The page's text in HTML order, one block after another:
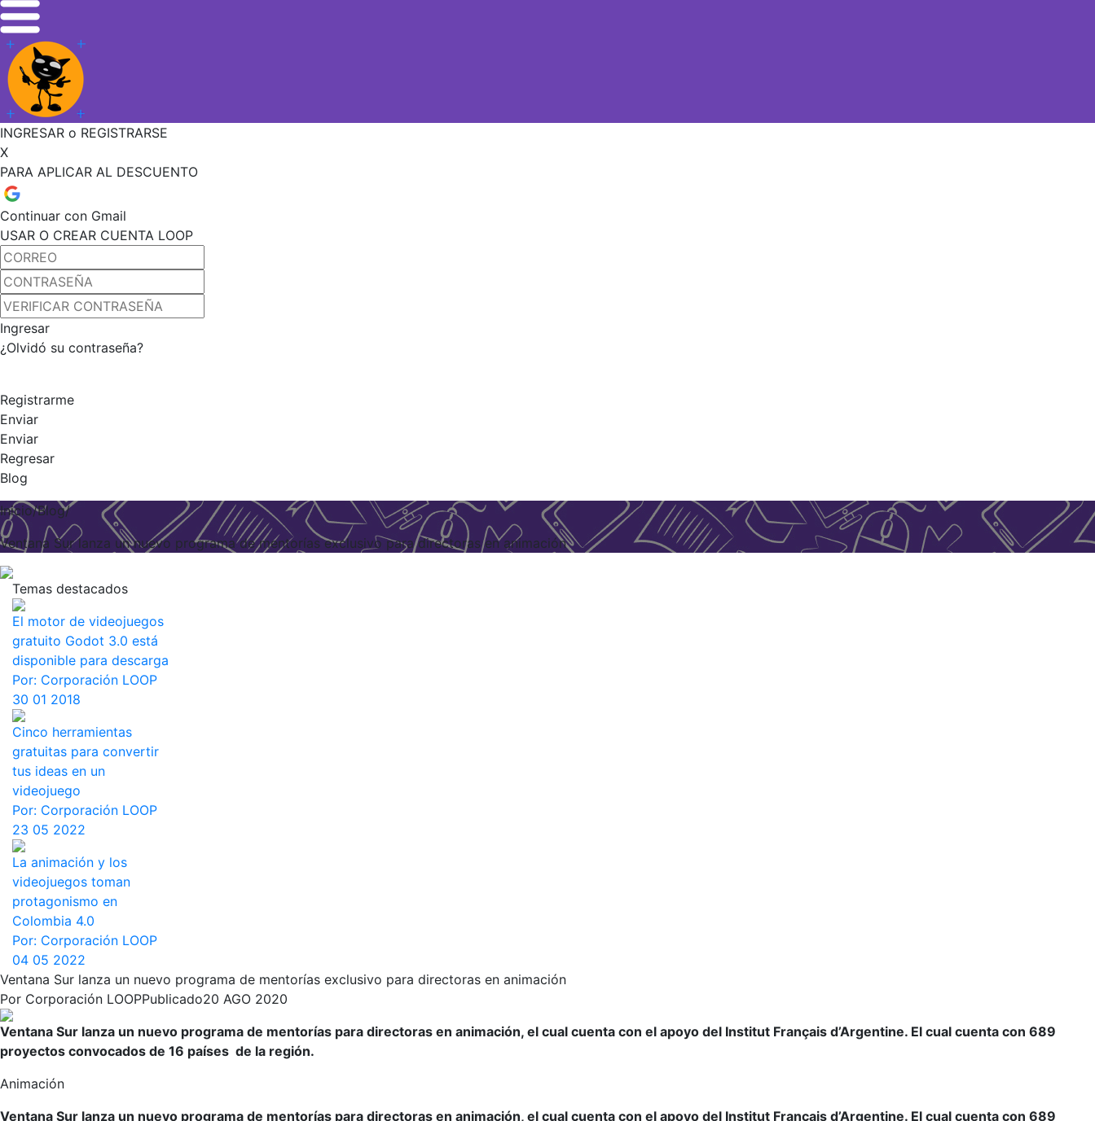
INGRESAR o REGISTRARSE
X
PARA APLICAR AL DESCUENTO
Continuar con Gmail
USAR O CREAR CUENTA LOOP
Ingresar
¿Olvidó su contraseña?
Registrarme
Enviar
Enviar
Regresar
Blog
Inicio/Blog/
Ventana Sur lanza un nuevo programa de mentorías exclusivo para directoras en animación
Temas destacados
El motor de videojuegos
gratuito Godot 3.0 está
disponible para descarga
Por: Corporación LOOP
30 01 2018
Cinco herramientas
gratuitas para convertir
tus ideas en un
videojuego
Por: Corporación LOOP
23 05 2022
La animación y los
videojuegos toman
protagonismo en
Colombia 4.0
Por: Corporación LOOP
04 05 2022
Ventana Sur lanza un nuevo programa de mentorías exclusivo para directoras en animación
Por Corporación LOOPPublicado20 AGO 2020
Ventana Sur lanza un nuevo programa de mentorías para directoras en animación, el cual cuenta con el apoyo del Institut Français d’Argentine. El cual cuenta con 689
proyectos convocados de 16 países de la región.
Animación
Ventana Sur lanza un nuevo programa de mentorías para directoras en animación, el cual cuenta con el apoyo del Institut Français d’Argentine. El cual cuenta con 689